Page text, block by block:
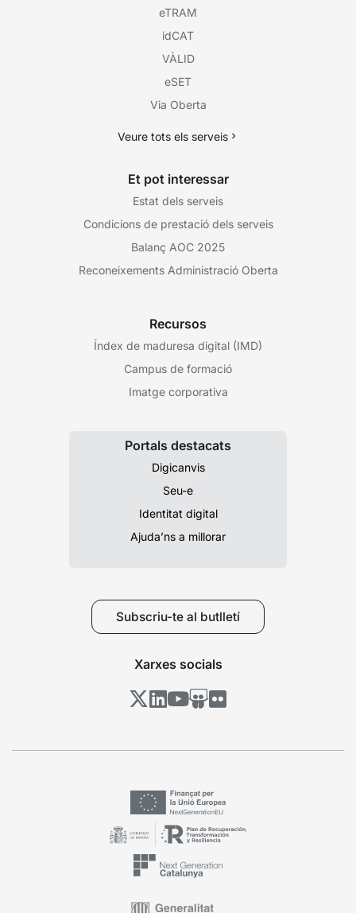
eTRAM
idCAT
VÀLID
eSET
Via Oberta
Veure tots els serveis
Et pot interessar
Estat dels serveis
Condicions de prestació dels serveis
Balanç AOC 2025
Reconeixements Administració Oberta
Recursos
Índex de maduresa digital (IMD)
Campus de formació
Imatge corporativa
Portals destacats
Digicanvis
Seu-e
Identitat digital
Ajuda’ns a millorar
Subscriu-te al butlletí
Xarxes socials